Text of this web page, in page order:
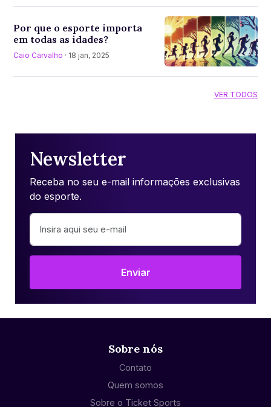
Por que o esporte importa
em todas as idades?
Caio Carvalho · 18 jan, 2025
VER TODOS
Newsletter
Receba no seu e-mail informações exclusivas
do esporte.
Enviar
Sobre nós
Contato
Quem somos
Sobre o Ticket Sports